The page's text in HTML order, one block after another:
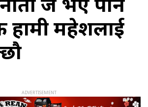
महेशलाई